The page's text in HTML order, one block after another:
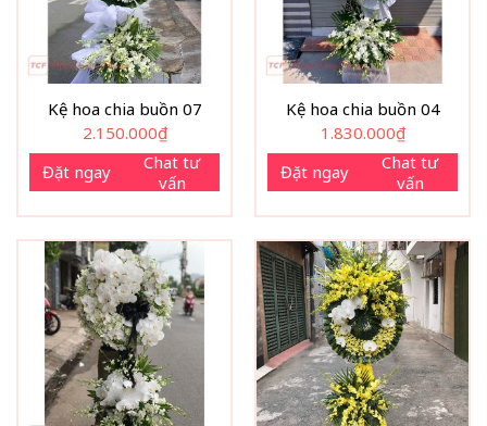
Kệ hoa chia buồn 07
2.150.000₫
Đặt ngay
Chat tư
vấn
Kệ hoa chia buồn 04
1.830.000₫
Đặt ngay
Chat tư
vấn